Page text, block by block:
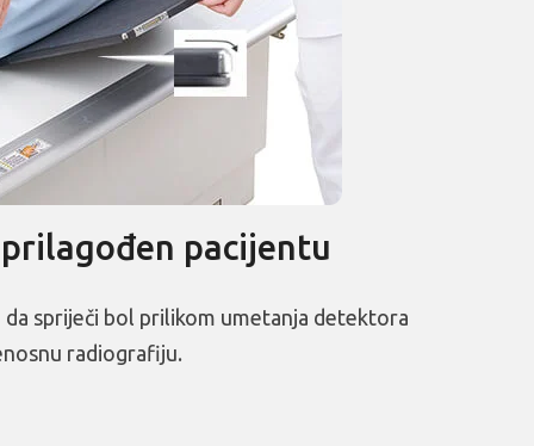
pacijentu
spriječi bol prilikom umetanja detektora
radiografiju.